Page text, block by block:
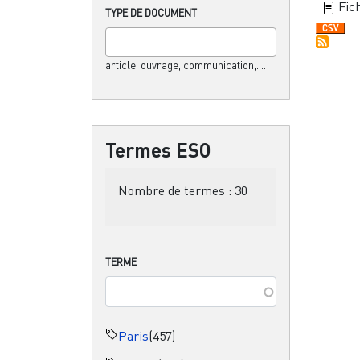
TYPE DE DOCUMENT
article, ouvrage, communication,....
Termes ESO
Nombre de termes : 30
TERME
Paris(457)